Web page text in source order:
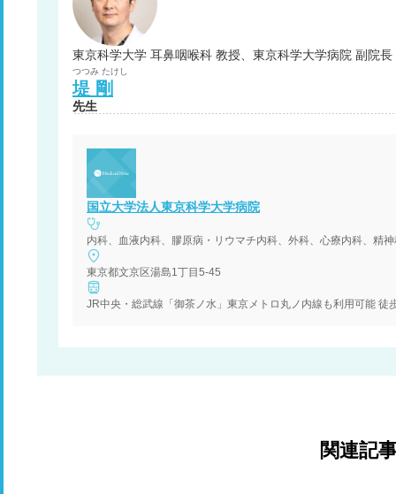
東京科学大学 耳鼻咽喉科 教授、東京科学大学病院 副院長
つつみ たけし
堤 剛
先生
国立大学法人東京科学大学病院
内科、血液内科、膠原病・リウマチ内科、外科、心療内科、精
東京都文京区湯島1丁目5-45
JR中央・総武線「御茶ノ水」東京メトロ丸ノ内線も利用可能
関連記